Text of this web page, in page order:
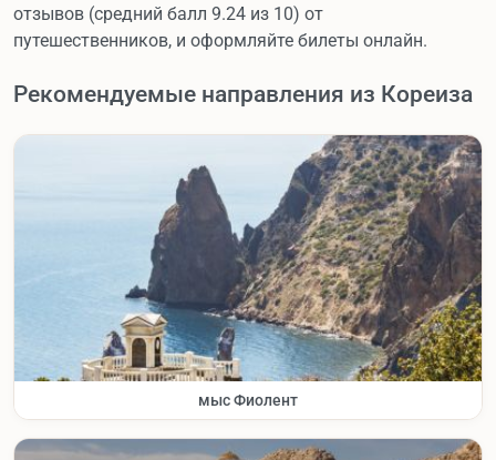
отзывов (средний балл 9.24 из 10) от
путешественников, и оформляйте билеты онлайн.
Рекомендуемые направления из Кореиза
мыс Фиолент